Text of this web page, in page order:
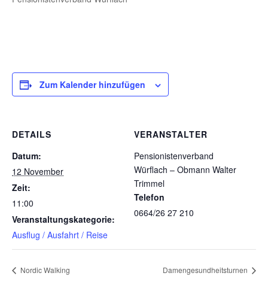
Zum Kalender hinzufügen
DETAILS
Datum:
12 November
Zeit:
11:00
Veranstaltungskategorie:
Ausflug / Ausfahrt / Reise
VERANSTALTER
Pensionistenverband
Würflach – Obmann Walter
Trimmel
Telefon
0664/26 27 210
Nordic Walking Damengesundheitsturnen